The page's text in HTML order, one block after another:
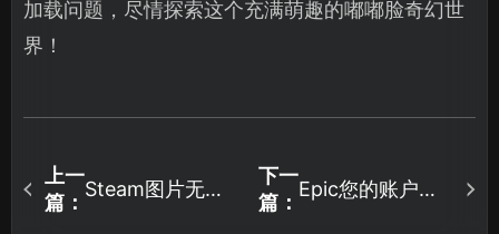
加载问题，尽情探索这个充满萌趣的嘟嘟脸奇幻世
界！
上一
篇：
Steam图片无法
下一
篇：
Epic您的账户目